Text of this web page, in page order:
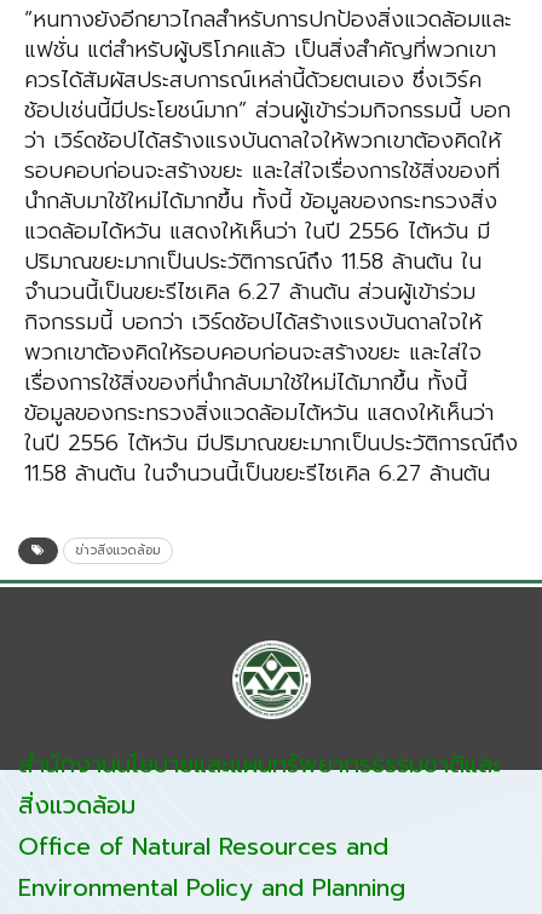
“หนทางยังอีกยาวไกลสำหรับการปกป้องสิ่งแวดล้อมและ
แฟชั่น แต่สำหรับผู้บริโภคแล้ว เป็นสิ่งสำคัญที่พวกเขา
ควรได้สัมผัสประสบการณ์เหล่านี้ด้วยตนเอง ซึ่งเวิร์ค
ช้อปเช่นนี้มีประโยชน์มาก” ส่วนผู้เข้าร่วมกิจกรรมนี้ บอก
ว่า เวิร์ดช้อปได้สร้างแรงบันดาลใจให้พวกเขาต้องคิดให้
รอบคอบก่อนจะสร้างขยะ และใส่ใจเรื่องการใช้สิ่งของที่
นำกลับมาใช้ใหม่ได้มากขึ้น ทั้งนี้ ข้อมูลของกระทรวงสิ่ง
แวดล้อมได้หวัน แสดงให้เห็นว่า ในปี 2556 ไต้หวัน มี
ปริมาณขยะมากเป็นประวัติการณ์ถึง 11.58 ล้านต้น ใน
จำนวนนี้เป็นขยะรีไซเคิล 6.27 ล้านต้น ส่วนผู้เข้าร่วม
กิจกรรมนี้ บอกว่า เวิร์ดช้อปได้สร้างแรงบันดาลใจให้
พวกเขาต้องคิดให้รอบคอบก่อนจะสร้างขยะ และใส่ใจ
เรื่องการใช้สิ่งของที่นำกลับมาใช้ใหม่ได้มากขึ้น ทั้งนี้
ข้อมูลของกระทรวงสิ่งแวดล้อมไต้หวัน แสดงให้เห็นว่า
ในปี 2556 ไต้หวัน มีปริมาณขยะมากเป็นประวัติการณ์ถึง
11.58 ล้านต้น ในจำนวนนี้เป็นขยะรีไซเคิล 6.27 ล้านต้น
ข่าวสิ่งแวดล้อม
สำนักงานนโยบายและแผนทรัพยากรธรรมชาติและ
สิ่งแวดล้อม
Office of Natural Resources and
Environmental Policy and Planning